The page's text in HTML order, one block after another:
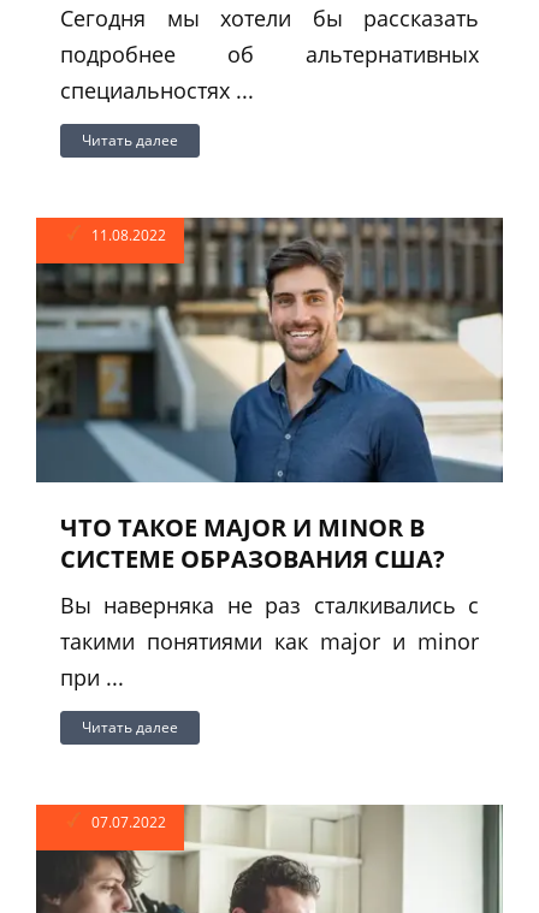
Сегодня мы хотели бы рассказать
подробнее об альтернативных
специальностях ...
Читать далее
11.08.2022
ЧТО ТАКОЕ MAJOR И MINOR В
СИСТЕМЕ ОБРАЗОВАНИЯ США?
Вы наверняка не раз сталкивались с
такими понятиями как major и minor
при ...
Читать далее
07.07.2022